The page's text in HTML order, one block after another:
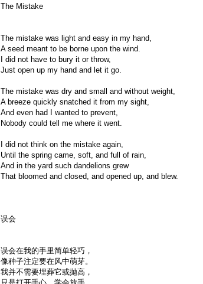
The Mistake
The mistake was light and easy in my hand,
A seed meant to be borne upon the wind.
I did not have to bury it or throw,
Just open up my hand and let it go.
The mistake was dry and small and without weight,
A breeze quickly snatched it from my sight,
And even had I wanted to prevent,
Nobody could tell me where it went.
I did not think on the mistake again,
Until the spring came, soft, and full of rain,
And in the yard such dandelions grew
That bloomed and closed, and opened up, and blew.
误会
误会在我的手里简单轻巧，
像种子注定要在风中萌芽。
我并不需要埋葬它或抛高，